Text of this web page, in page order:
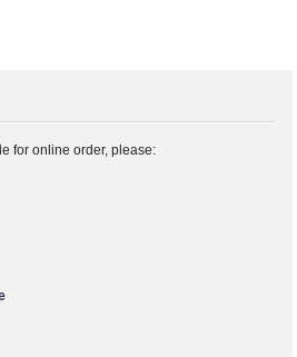
for online order, please: